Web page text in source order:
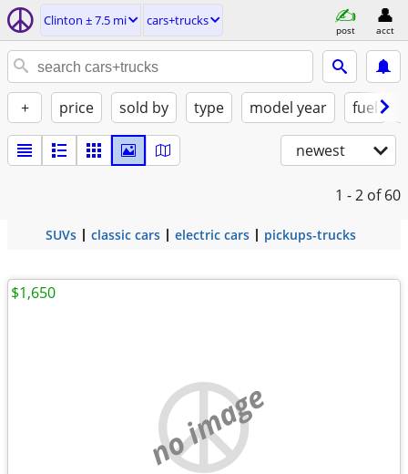
Clinton ± 7.5 mi cars+trucks
post acct
+ price sold by type model year fuel
newest
1 - 2 of 60
SUVs classic cars electric cars pickups-trucks
no image
$1,650